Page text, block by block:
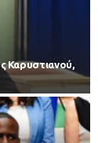
Καρυστιανού,